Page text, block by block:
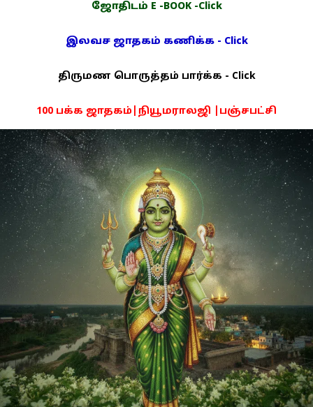
ஜோதிடம் E -BOOK -Click
இலவச ஜாதகம் கணிக்க - Click
திருமண பொருத்தம் பார்க்க - Click
100 பக்க ஜாதகம்|நியூமராலஜி |பஞ்சபட்சி
PDF -72மட்டும் -Click